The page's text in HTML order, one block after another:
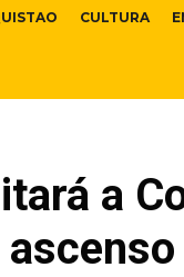
CULTURA
a